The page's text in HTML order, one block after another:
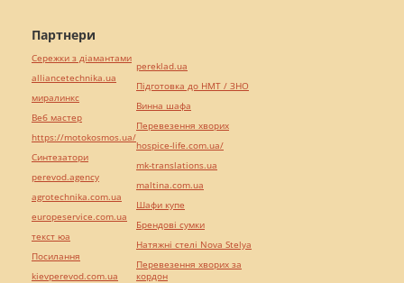
Партнери
Сережки з діамантами
alliancetechnika.ua
миралинкс
Веб мастер
https://motokosmos.ua/
Синтезатори
perevod.agency
agrotechnika.com.ua
europeservice.com.ua
текст юа
Посилання
kievperevod.com.ua
pereklad.ua
Підготовка до НМТ / ЗНО
Винна шафа
Перевезення хворих
hospice-life.com.ua/
mk-translations.ua
maltina.com.ua
Шафи купе
Брендові сумки
Натяжні стелі Nova Stelya
Перевезення хворих за
кордон